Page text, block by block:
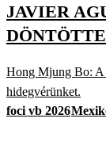
JAVIER
Hong Mjung Bo: A
hidegvérünket.
foci vb 2026